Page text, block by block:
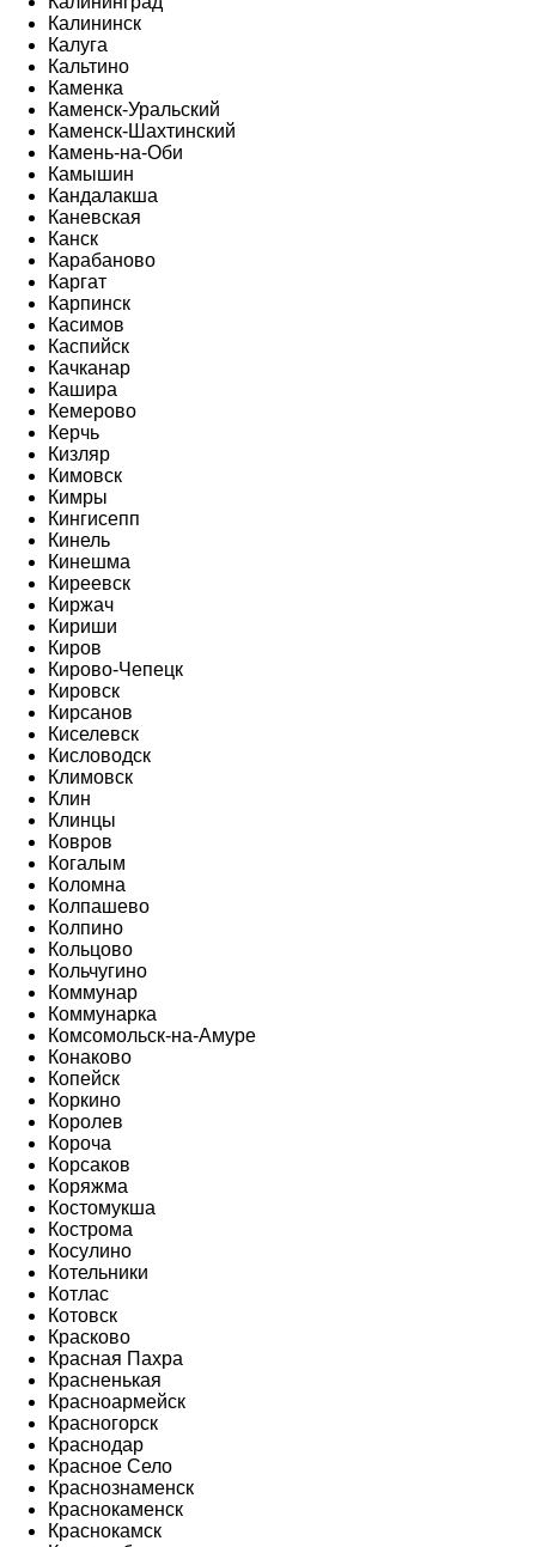
Калининск
Калуга
Кальтино
Каменка
Каменск-Уральский
Каменск-Шахтинский
Камень-на-Оби
Камышин
Кандалакша
Каневская
Канск
Карабаново
Каргат
Карпинск
Касимов
Каспийск
Качканар
Кашира
Кемерово
Керчь
Кизляр
Кимовск
Кимры
Кингисепп
Кинель
Кинешма
Киреевск
Киржач
Кириши
Киров
Кирово-Чепецк
Кировск
Кирсанов
Киселевск
Кисловодск
Климовск
Клин
Клинцы
Ковров
Когалым
Коломна
Колпашево
Колпино
Кольцово
Кольчугино
Коммунар
Коммунарка
Комсомольск-на-Амуре
Конаково
Копейск
Коркино
Королев
Короча
Корсаков
Коряжма
Костомукша
Кострома
Косулино
Котельники
Котлас
Котовск
Красково
Красная Пахра
Красненькая
Красноармейск
Красногорск
Краснодар
Красное Село
Краснознаменск
Краснокаменск
Краснокамск